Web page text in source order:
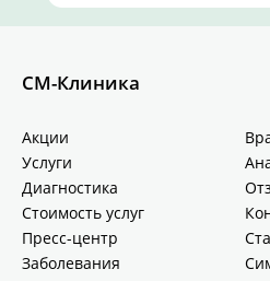
СМ-Клиника
Акции
Услуги
Диагностика
Стоимость услуг
Пресс-центр
Заболевания